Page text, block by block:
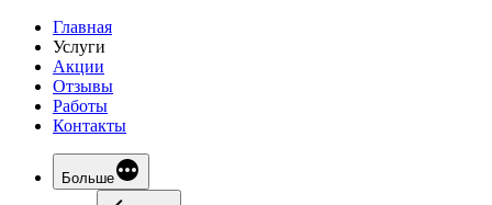
Главная
Услуги
Акции
Отзывы
Работы
Контакты
Больше